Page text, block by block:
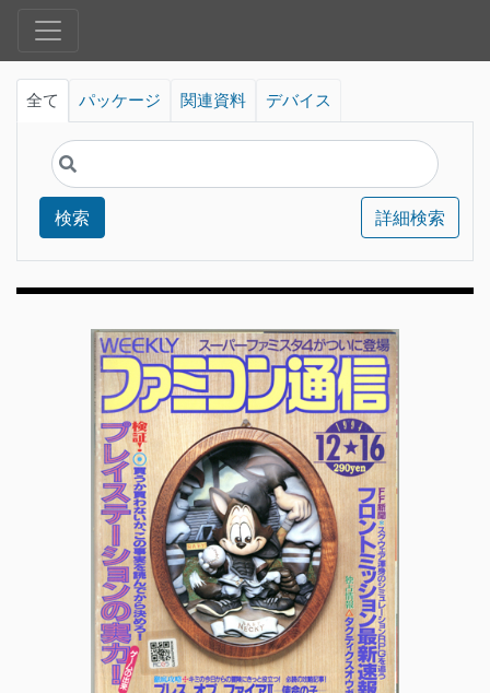
全て パッケージ 関連資料 デバイス
検索 詳細検索